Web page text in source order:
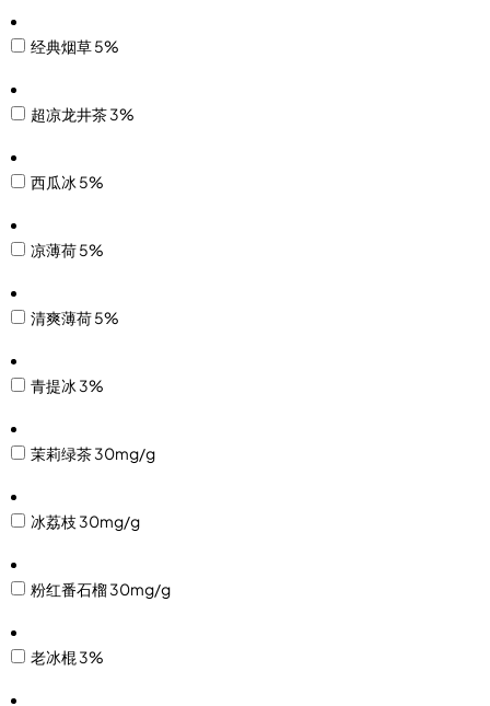
经典烟草 5%
超凉龙井茶 3%
西瓜冰 5%
凉薄荷 5%
清爽薄荷 5%
青提冰 3%
茉莉绿茶 30mg/g
冰荔枝 30mg/g
粉红番石榴 30mg/g
老冰棍 3%